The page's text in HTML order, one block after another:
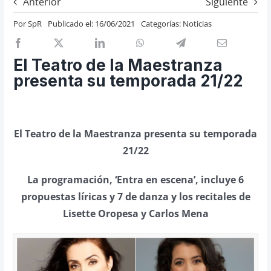
Previos de ópera
Cosas de Beckmesser
PorSpR Publicado el: 16/06/2021 Categorías: Noticias
El Teatro de la Maestranza
presenta su temporada 21/22
El Teatro de la Maestranza presenta su temporada
21/22
La programación, ‘Entra en escena’, incluye 6
propuestas líricas y 7 de danza y los recitales de
Lisette Oropesa y Carlos Mena